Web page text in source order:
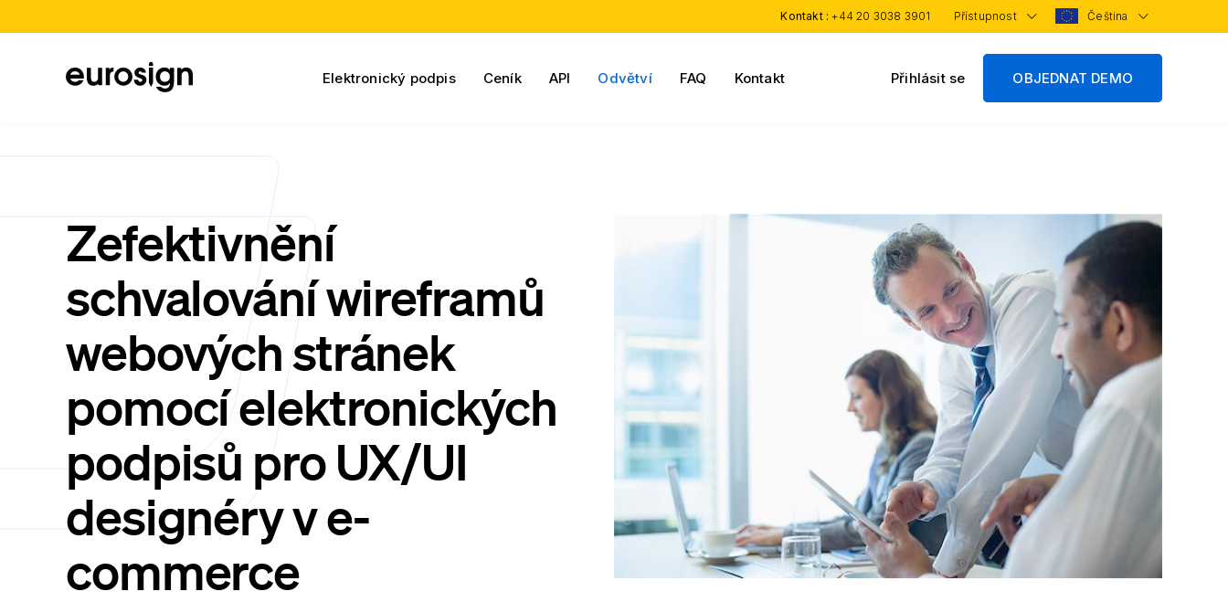
Kontakt :+44 20 3038 3901 Přístupnost Čeština
Elektronický podpis Ceník API Odvětví FAQ Kontakt Přihlásit se OBJEDNAT DEMO
Zefektivnění
schvalování wireframů
webových stránek
pomocí elektronických
podpisů pro UX/UI
designéry v e-
commerce